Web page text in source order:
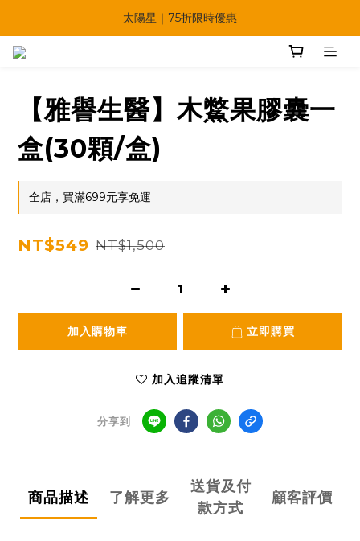
🔥父親節多重優惠一次享！
太陽星｜75折限時優惠
【雅譽生醫】木鱉果膠囊一
盒(30顆/盒)
全店，買滿699元享免運
NT$549 NT$1,500
加入購物車 立即購買
加入追蹤清單
分享到
商品描述 了解更多
送貨及付
款方式
顧客評價